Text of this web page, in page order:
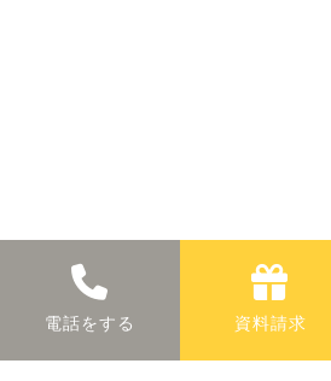
断熱に関する
電話をする 資料請求